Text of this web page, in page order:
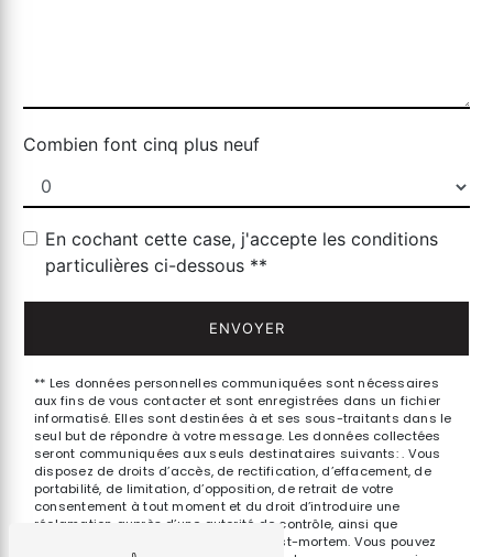
Combien font cinq plus neuf
En cochant cette case, j'accepte les conditions
particulières ci-dessous **
ENVOYER
** Les données personnelles communiquées sont nécessaires
aux fins de vous contacter et sont enregistrées dans un fichier
informatisé. Elles sont destinées à et ses sous-traitants dans le
seul but de répondre à votre message. Les données collectées
seront communiquées aux seuls destinataires suivants: . Vous
disposez de droits d’accès, de rectification, d’effacement, de
portabilité, de limitation, d’opposition, de retrait de votre
consentement à tout moment et du droit d’introduire une
réclamation auprès d’une autorité de contrôle, ainsi que
d’organiser le sort de vos données post-mortem. Vous pouvez